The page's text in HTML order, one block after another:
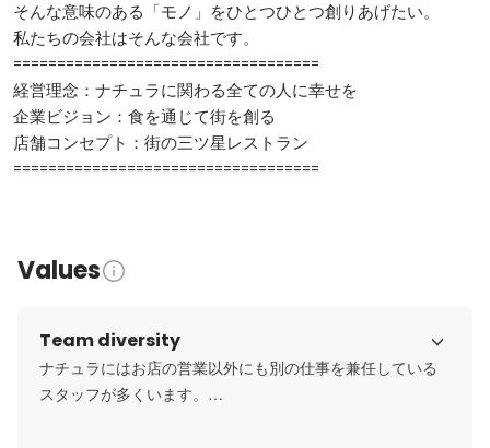
そんな意味のある「モノ」をひとつひとつ創りあげたい。
私たちの会社はそんな会社です。
===================================
経営理念：ナチュラに関わる全ての人に幸せを
企業ビジョン：食を通じて街を創る
店舗コンセプト：街の三ツ星レストラン
===================================
Values
Team diversity
ナチュラにはお店の営業以外にも別の仕事を兼任している
スタッフが多くいます。